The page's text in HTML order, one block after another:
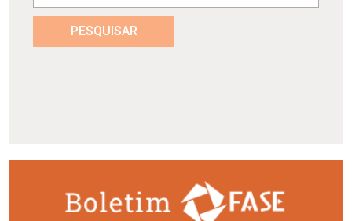
PESQUISAR